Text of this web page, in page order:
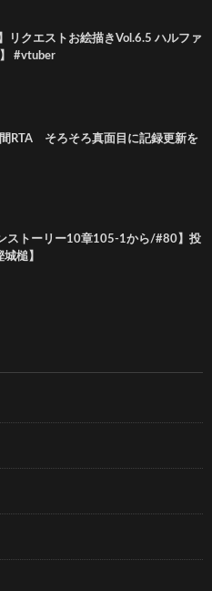
リクエストお絵描きVol.6.5 ハルファ
#vtuber
間RTA そろそろ真面目に記録更新を
ストーリー10章105-1から/#80】投
槌】